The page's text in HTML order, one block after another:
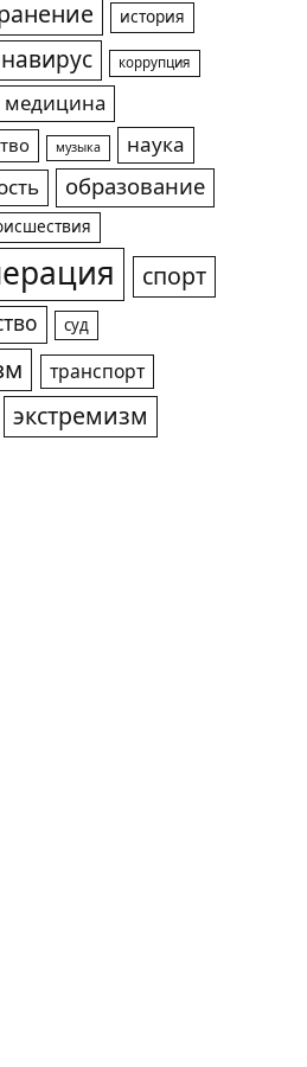
история
коррупция
медицина
музыка
наука
образование
спорт
суд
транспорт
экстремизм